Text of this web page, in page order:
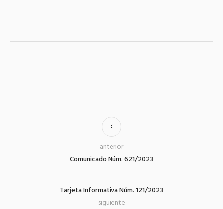
Comunicado Núm. 621/2023
anterior
Tarjeta Informativa Núm. 121/2023
siguiente